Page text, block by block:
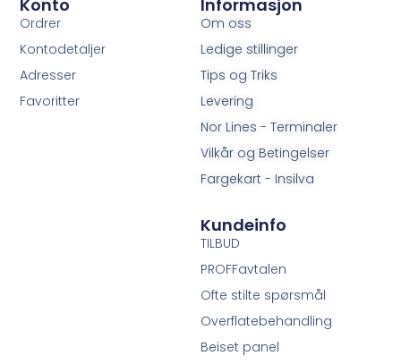
Informasjon
Om oss
Ledige stillinger
Tips og Triks
Levering
Nor Lines - Terminaler
Vilkår og Betingelser
Fargekart - Insilva
Konto
Ordrer
Kontodetaljer
Adresser
Favoritter
Kundeinfo
TILBUD
PROFFavtalen
Ofte stilte spørsmål
Overflatebehandling
Beiset panel